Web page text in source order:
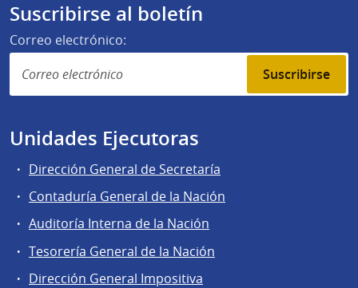
Suscribirse al boletín
Correo electrónico:
Suscribirse
Unidades Ejecutoras
Dirección General de Secretaría
Contaduría General de la Nación
Auditoría Interna de la Nación
Tesorería General de la Nación
Dirección General Impositiva